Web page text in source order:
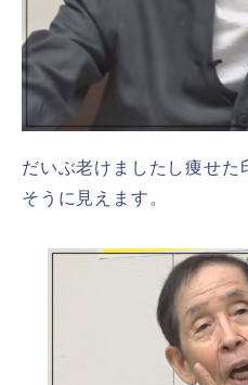
だいぶ老けましたし痩せた
そうに見えます。